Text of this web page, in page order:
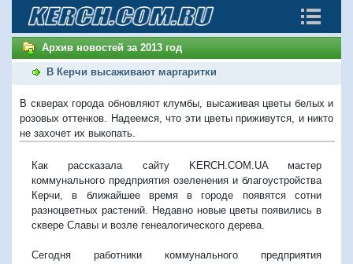
Архив новостей за 2013 год
В Керчи высаживают маргаритки
В скверах города обновляют клумбы, высаживая цветы белых и
розовых оттенков. Надеемся, что эти цветы приживутся, и никто
не захочет их выкопать.
Как рассказала сайту KERCH.COM.UA мастер
коммунального предприятия озеленения и благоустройства
Керчи, в ближайшее время в городе появятся сотни
разноцветных растений. Недавно новые цветы появились в
сквере Славы и возле генеалогического дерева.
Сегодня работники коммунального предприятия